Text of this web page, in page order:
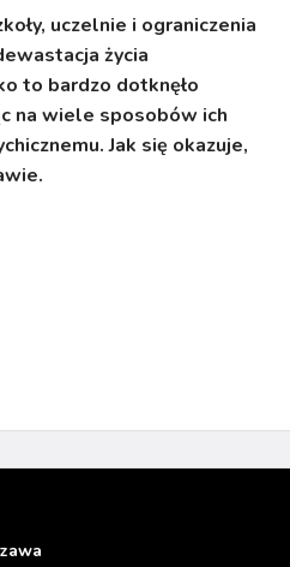
uczelnie i ograniczenia
życia
to bardzo dotknęło
na wiele sposobów ich
Jak się okazuje,